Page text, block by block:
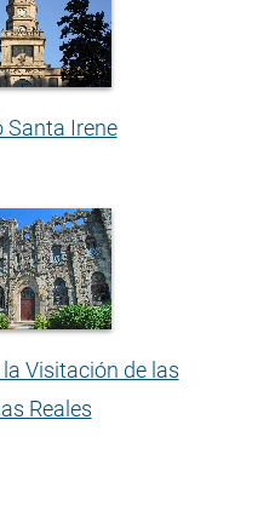
Santa Irene
Visitación de las
Reales